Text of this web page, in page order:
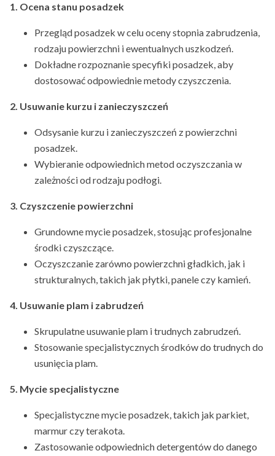
1. Ocena stanu posadzek
Przegląd posadzek w celu oceny stopnia zabrudzenia,
rodzaju powierzchni i ewentualnych uszkodzeń.
Dokładne rozpoznanie specyfiki posadzek, aby
dostosować odpowiednie metody czyszczenia.
2. Usuwanie kurzu i zanieczyszczeń
Odsysanie kurzu i zanieczyszczeń z powierzchni
posadzek.
Wybieranie odpowiednich metod oczyszczania w
zależności od rodzaju podłogi.
3. Czyszczenie powierzchni
Grundowne mycie posadzek, stosując profesjonalne
środki czyszczące.
Oczyszczanie zarówno powierzchni gładkich, jak i
strukturalnych, takich jak płytki, panele czy kamień.
4. Usuwanie plam i zabrudzeń
Skrupulatne usuwanie plam i trudnych zabrudzeń.
Stosowanie specjalistycznych środków do trudnych do
usunięcia plam.
5. Mycie specjalistyczne
Specjalistyczne mycie posadzek, takich jak parkiet,
marmur czy terakota.
Zastosowanie odpowiednich detergentów do danego